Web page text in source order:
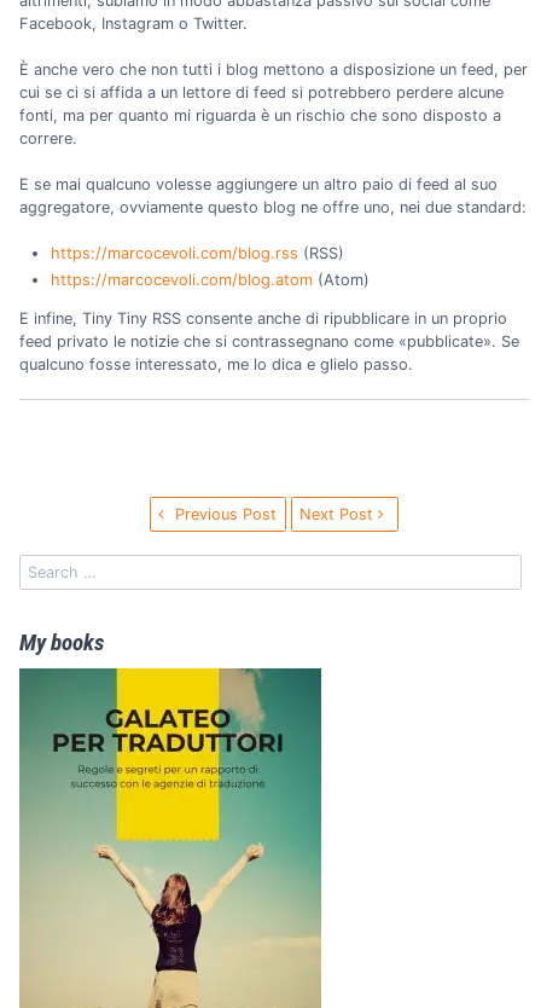
Facebook, Instagram o Twitter.
È anche vero che non tutti i blog mettono a disposizione un feed, per
cui se ci si affida a un lettore di feed si potrebbero perdere alcune
fonti, ma per quanto mi riguarda è un rischio che sono disposto a
correre.
E se mai qualcuno volesse aggiungere un altro paio di feed al suo
aggregatore, ovviamente questo blog ne offre uno, nei due standard:
https://marcocevoli.com/blog.rss (RSS)
https://marcocevoli.com/blog.atom(Atom)
E infine, Tiny Tiny RSS consente anche di ripubblicare in un proprio
feed privato le notizie che si contrassegnano come «pubblicate». Se
qualcuno fosse interessato, me lo dica e glielo passo.
Previous Post Next Post
My books